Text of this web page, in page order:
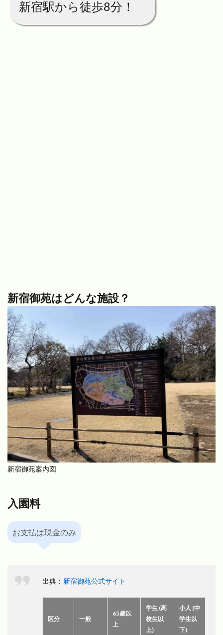
新宿駅から徒歩8分！
新宿御苑はどんな施設？
新宿御苑案内図
入園料
お支払は現金のみ
出典： 新宿御苑公式サイト
区分 一般
65歳以
上
学生 (高
校生以
上)
小人 (中
学生以
下)